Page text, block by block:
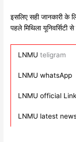
इसलिए सही जानकारी
पहले मिथिला यूनिवर्सिटी
LNMU teligram
LNMU whatsApp
LNMU official
LNMU latest